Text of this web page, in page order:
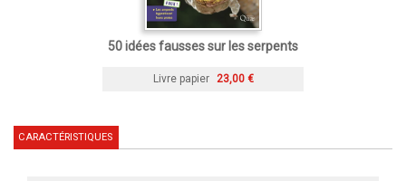
50 idées fausses sur les serpents
Livre papier 23,00 €
CARACTÉRISTIQUES